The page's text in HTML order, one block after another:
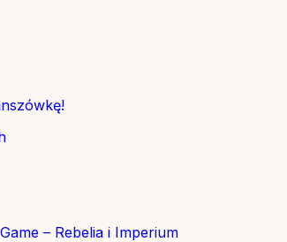
– Rebelia i Imperium